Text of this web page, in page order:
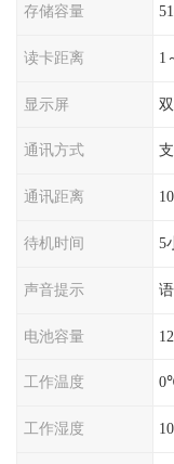
存储容量
读卡距离 1
显示屏
通讯方式
通讯距离
待机时间 5
声音提示
电池容量
工作温度
工作湿度